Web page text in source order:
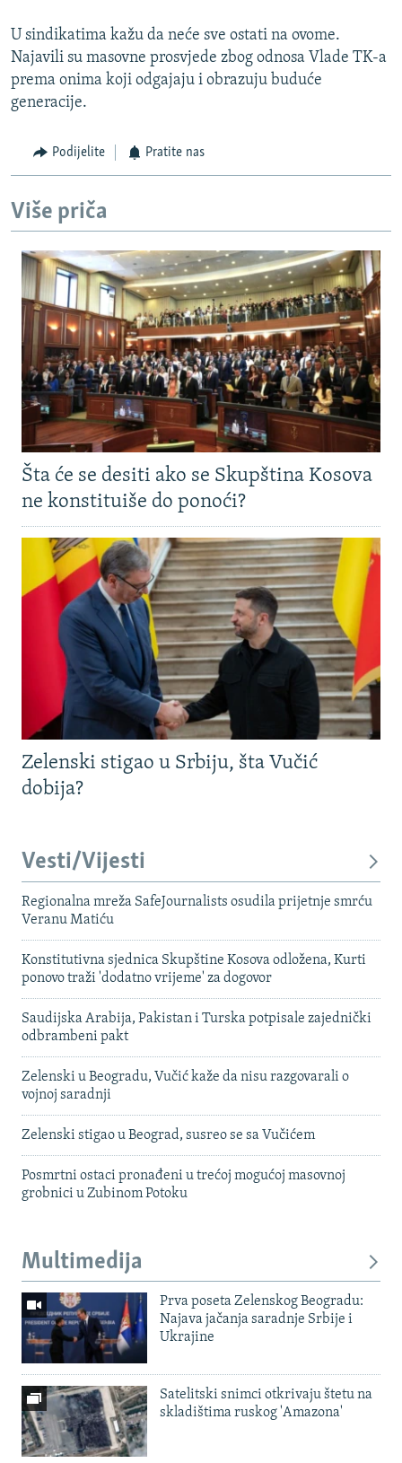
U sindikatima kažu da neće sve ostati na ovome.
Najavili su masovne prosvjede zbog odnosa Vlade TK-a
prema onima koji odgajaju i obrazuju buduće
generacije.
Podijelite Pratite nas
Više priča
Šta će se desiti ako se Skupština Kosova
ne konstituiše do ponoći?
Zelenski stigao u Srbiju, šta Vučić
dobija?
Vesti/Vijesti
Regionalna mreža SafeJournalists osudila prijetnje smrću
Veranu Matiću
Konstitutivna sjednica Skupštine Kosova odložena, Kurti
ponovo traži 'dodatno vrijeme' za dogovor
Saudijska Arabija, Pakistan i Turska potpisale zajednički
odbrambeni pakt
Zelenski u Beogradu, Vučić kaže da nisu razgovarali o
vojnoj saradnji
Zelenski stigao u Beograd, susreo se sa Vučićem
Posmrtni ostaci pronađeni u trećoj mogućoj masovnoj
grobnici u Zubinom Potoku
Multimedija
Prva poseta Zelenskog Beogradu:
Najava jačanja saradnje Srbije i
Ukrajine
Satelitski snimci otkrivaju štetu na
skladištima ruskog 'Amazona'